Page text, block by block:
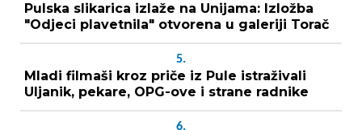
Pulska slikarica izlaže na Unijama: Izložba
"Odjeci plavetnila" otvorena u galeriji Torač
5.
Mladi filmaši kroz priče iz Pule istraživali
Uljanik, pekare, OPG-ove i strane radnike
6.